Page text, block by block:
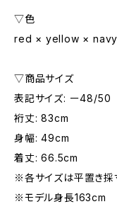
▽色
red × yellow × navy
▽商品サイズ
表記サイズ: ー48/50
裄丈: 83cm
身幅: 49cm
着丈: 66.5cm
※各サイズは平置き採
※モデル身長163cm